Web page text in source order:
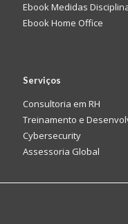
Ebook Medidas
Ebook Home Office
Serviços
Consultoria em RH
Treinamento e
Cybersecurity
Assessoria Global